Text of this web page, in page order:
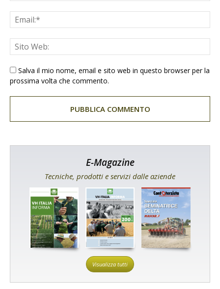
Salva il mio nome, email e sito web in questo browser per la
prossima volta che commento.
E-Magazine
Tecniche, prodotti e servizi dalle aziende
Visualizza tutti